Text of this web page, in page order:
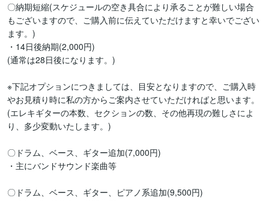
〇納期短縮(スケジュールの空き具合により承ることが難しい場合
もございますので、ご購入前に伝えていただけますと幸いでござい
ます。)
・14日後納期(2,000円)
(通常は28日後になります。)
※下記オプションにつきましては、目安となりますので、ご購入時
やお見積り時に私の方からご案内させていただければと思います。
(エレキギターの本数、セクションの数、その他再現の難しさによ
り、多少変動いたします。)
〇ドラム、ベース、ギター追加(7,000円)
・主にバンドサウンド楽曲等
〇ドラム、ベース、ギター、ピアノ系追加(9,500円)